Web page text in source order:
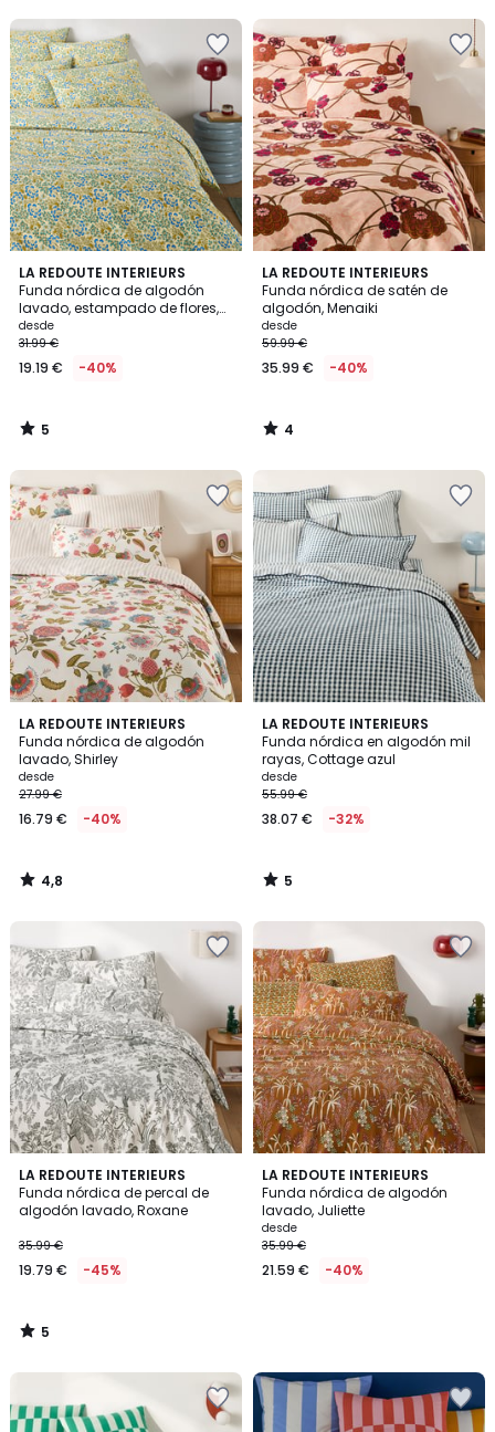
LA REDOUTE INTERIEURS
Funda nórdica de algodón
lavado, estampado de flores,
HANOI
desde
31.99 €
19.19 € -40%
5
/
5
5
/
LA REDOUTE INTERIEURS
Funda nórdica de satén de
algodón, Menaiki
desde
59.99 €
35.99 € -40%
4
/
5
4
/
LA REDOUTE INTERIEURS
Funda nórdica de algodón
lavado, Shirley
desde
27.99 €
16.79 € -40%
4,8
/ 5
4,8
/
LA REDOUTE INTERIEURS
Funda nórdica en algodón mil
rayas, Cottage azul
desde
55.99 €
38.07 € -32%
5
/
5
5
/
LA REDOUTE INTERIEURS
Funda nórdica de percal de
algodón lavado, Roxane
35.99 €
19.79 € -45%
5
/
5
5
/
LA REDOUTE INTERIEURS
Funda nórdica de algodón
lavado, Juliette
desde
35.99 €
21.59 € -40%